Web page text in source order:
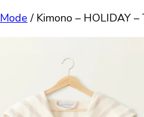
Mode / Kimono – HOLIDAY –